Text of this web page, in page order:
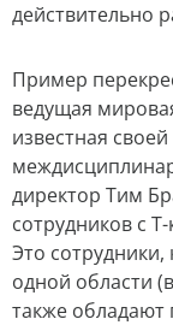
действительно
Пример
ведущая
известная
директор Тим
сотрудников с
Это
одной области
также